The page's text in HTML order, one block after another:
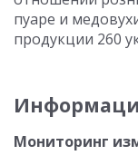
пуаре и
продукции 260
Мониторинг